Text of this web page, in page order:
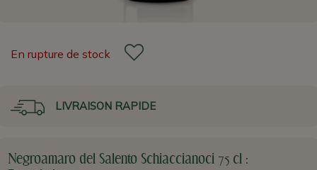
En rupture de stock
LIVRAISON RAPIDE
Negroamaro del Salento Schiaccianoci 75 cl :